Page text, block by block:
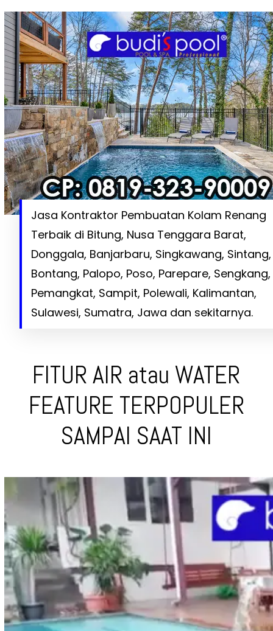
Jasa Kontraktor Pembuatan Kolam Renang
Terbaik di Bitung, Nusa Tenggara Barat,
Donggala, Banjarbaru, Singkawang, Sintang,
Bontang, Palopo, Poso, Parepare, Sengkang,
Pemangkat, Sampit, Polewali, Kalimantan,
Sulawesi, Sumatra, Jawa dan sekitarnya.
FITUR AIR atau WATER
FEATURE TERPOPULER
SAMPAI SAAT INI